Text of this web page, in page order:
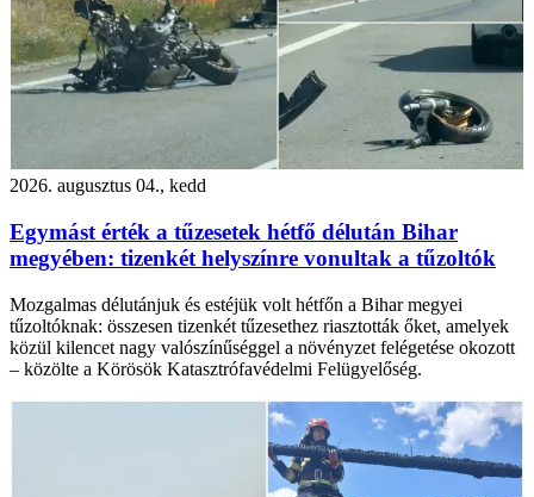
2026. augusztus 04., kedd
Egymást érték a tűzesetek hétfő délután Bihar
megyében: tizenkét helyszínre vonultak a tűzoltók
Mozgalmas délutánjuk és estéjük volt hétfőn a Bihar megyei
tűzoltóknak: összesen tizenkét tűzesethez riasztották őket, amelyek
közül kilencet nagy valószínűséggel a növényzet felégetése okozott
– közölte a Körösök Katasztrófavédelmi Felügyelőség.